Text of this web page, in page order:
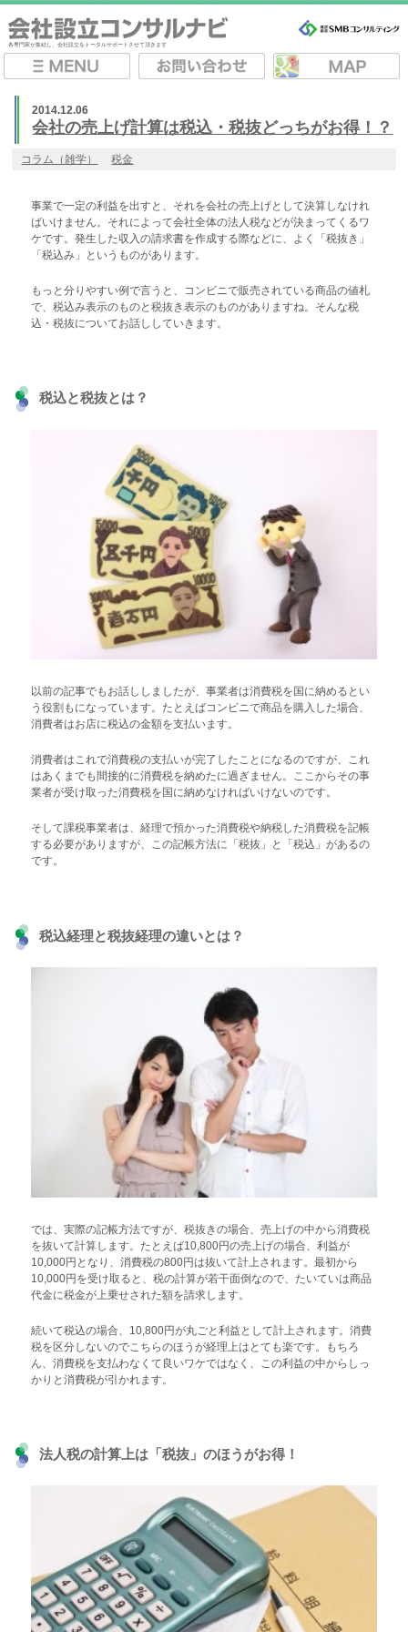
各専門家が集結し、会社設立をトータルサポートさせて頂きます
2014.12.06
会社の売上げ計算は税込・税抜どっちがお得！？
コラム（雑学） 税金
事業で一定の利益を出すと、それを会社の売上げとして決算しなけれ
ばいけません。それによって会社全体の法人税などが決まってくるワ
ケです。発生した収入の請求書を作成する際などに、よく「税抜き」
「税込み」というものがあります。
もっと分りやすい例で言うと、コンビニで販売されている商品の値札
で、税込み表示のものと税抜き表示のものがありますね。そんな税
込・税抜についてお話ししていきます。
税込と税抜とは？
以前の記事でもお話ししましたが、事業者は消費税を国に納めるとい
う役割もになっています。たとえばコンビニで商品を購入した場合、
消費者はお店に税込の金額を支払います。
消費者はこれで消費税の支払いが完了したことになるのですが、これ
はあくまでも間接的に消費税を納めたに過ぎません。ここからその事
業者が受け取った消費税を国に納めなければいけないのです。
そして課税事業者は、経理で預かった消費税や納税した消費税を記帳
する必要がありますが、この記帳方法に「税抜」と「税込」があるの
です。
税込経理と税抜経理の違いとは？
では、実際の記帳方法ですが、税抜きの場合、売上げの中から消費税
を抜いて計算します。たとえば10,800円の売上げの場合、利益が
10,000円となり、消費税の800円は抜いて計上されます。最初から
10,000円を受け取ると、税の計算が若干面倒なので、たいていは商品
代金に税金が上乗せされた額を請求します。
続いて税込の場合、10,800円が丸ごと利益として計上されます。消費
税を区分しないのでこちらのほうが経理上はとても楽です。もちろ
ん、消費税を支払わなくて良いワケではなく、この利益の中からしっ
かりと消費税が引かれます。
法人税の計算上は「税抜」のほうがお得！